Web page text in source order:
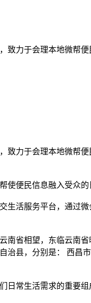
致力于会理本地微帮
致力于会理本地微帮
便民信息融入受众的
活服务平台，通过微
南省相望，东临云南
县，分别是： 西昌
日常生活需求的重要